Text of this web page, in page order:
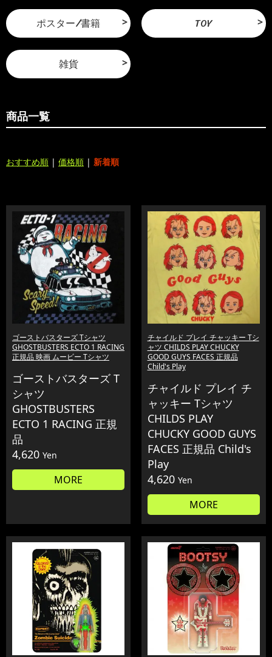
ポスター/書籍 TOY
雑貨
商品一覧
おすすめ順 | 価格順 | 新着順
ゴーストバスターズ Tシャツ
GHOSTBUSTERS ECTO 1 RACING
正規品 映画 ムービー Tシャツ
ゴーストバスターズ T
シャツ
GHOSTBUSTERS
ECTO 1 RACING 正規
品
4,620 Yen
MORE
チャイルド プレイ チャッキー Tシ
ャツ CHILDS PLAY CHUCKY
GOOD GUYS FACES 正規品
Child's Play
チャイルド プレイ チ
ャッキー Tシャツ
CHILDS PLAY
CHUCKY GOOD GUYS
FACES 正規品 Child's
Play
4,620 Yen
MORE